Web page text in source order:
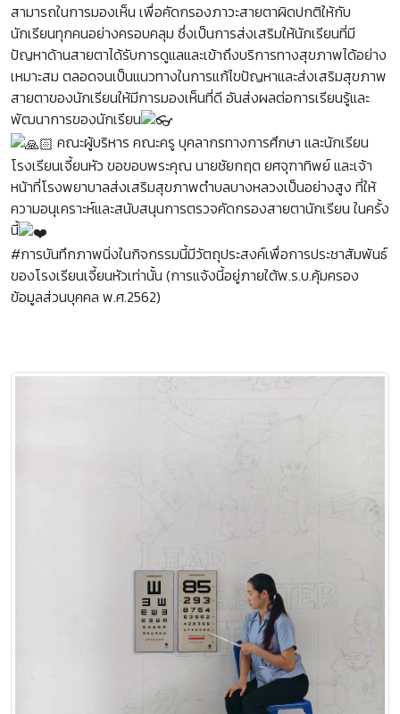
สามารถในการมองเห็น เพื่อคัดกรองภาวะสายตาผิดปกติให้กับ
นักเรียนทุกคนอย่างครอบคลุม ซึ่งเป็นการส่งเสริมให้นักเรียนที่มี
ปัญหาด้านสายตาได้รับการดูแลและเข้าถึงบริการทางสุขภาพได้อย่าง
เหมาะสม ตลอดจนเป็นแนวทางในการแก้ไขปัญหาและส่งเสริมสุขภาพ
สายตาของนักเรียนให้มีการมองเห็นที่ดี อันส่งผลต่อการเรียนรู้และ
พัฒนาการของนักเรียน
คณะผู้บริหาร คณะครู บุคลากรทางการศึกษา และนักเรียน
โรงเรียนเจี้ยนหัว ขอขอบพระคุณ นายชัยกฤต ยศจุฑาทิพย์ และเจ้า
หน้าที่โรงพยาบาลส่งเสริมสุขภาพตำบลบางหลวงเป็นอย่างสูง ที่ให้
ความอนุเคราะห์และสนับสนุนการตรวจคัดกรองสายตานักเรียน ในครั้ง
นี้
#การบันทึกภาพนิ่งในกิจกรรมนี้มีวัตถุประสงค์เพื่อการประชาสัมพันธ์
ของโรงเรียนเจี้ยนหัวเท่านั้น (การแจ้งนี้อยู่ภายใต้พ.ร.บ.คุ้มครอง
ข้อมูลส่วนบุคคล พ.ศ.2562)